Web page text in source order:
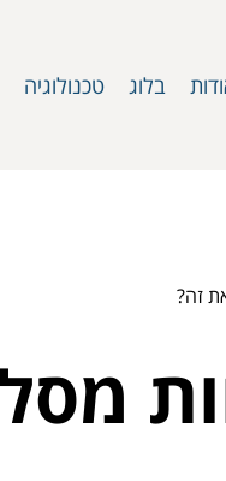
בלוג טכנולוגיה
זה?